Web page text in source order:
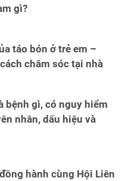
gì?
táo bón ở trẻ em –
chăm sóc tại nhà
bệnh gì, có nguy hiểm
nhân, dấu hiệu và
hành cùng Hội Liên